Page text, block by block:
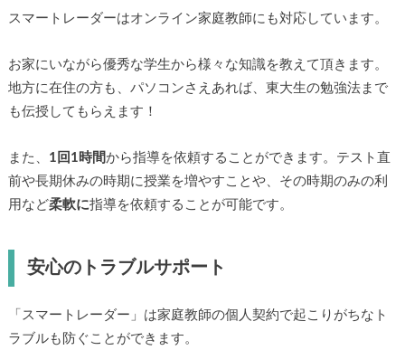
スマートレーダーはオンライン家庭教師にも対応しています。
お家にいながら優秀な学生から様々な知識を教えて頂きます。
地方に在住の方も、パソコンさえあれば、東大生の勉強法まで
も伝授してもらえます！
また、 1回1時間から指導を依頼することができます。テスト直
前や長期休みの時期に授業を増やすことや、その時期のみの利
用など柔軟に指導を依頼することが可能です。
安心のトラブルサポート
「スマートレーダー」は家庭教師の個人契約で起こりがちなト
ラブルも防ぐことができます。